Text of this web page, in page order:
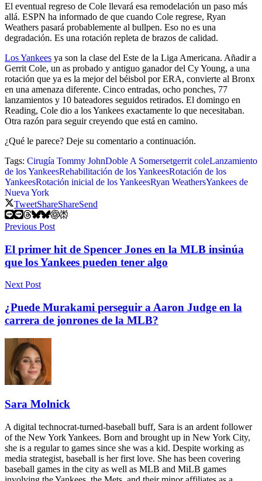
El eventual regreso de Cole llevará esa remodelación un paso más
allá. ESPN ha informado de que cuando Cole regrese, Ryan
Weathers pasará probablemente al bullpen. Eso no es una
degradación. Es una rotación repleta de brazos de calidad.
Los Yankees ya son la clase del Este de la Liga Americana. Añadir a
Gerrit Cole, un as probado y antiguo ganador del Cy Young, a una
rotación que ya es la mejor del béisbol por ERA, convierte al Bronx
en una amenaza diferente. Cinco entradas, ocho ponches, 77
lanzamientos y 10 bateadores seguidos retirados. El domingo en
Reading, Cole dio a los Yankees exactamente lo que necesitaban.
Otra razón para seguir creyendo que está en camino.
¿Qué le parece? Deje su comentario a continuación.
Tags: Cirugía Tommy JohnDoble A Somersetgerrit coleLanzamiento
de los YankeesRehabilitación de los YankeesRotación de los
YankeesRotación inicial de los YankeesRyan WeathersYankees de
Nueva York
TweetShareShareSend
Previous Post
El primer hit de Spencer Jones en la MLB insinúa
que los Yankees pueden tener algo
Next Post
¿Puede Murakami perseguir a Aaron Judge en la
carrera de jonrones de la MLB?
Sara Molnick
A digital technocrat-turned-baseball buff, Sara is an ardent follower
of the New York Yankees. Born and brought up in New York City,
she is a regular to games since she was a kid. Despite working as
media strategist, baseball is her first love. She has been covering
baseball games in the city as well as MLB and MiLB games